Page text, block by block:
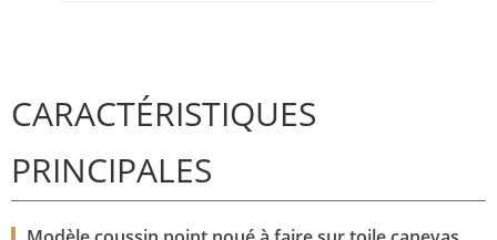
CARACTÉRISTIQUES
PRINCIPALES